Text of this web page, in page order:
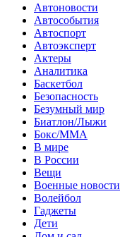
Автоновости
Автособытия
Автоспорт
Автоэксперт
Актеры
Аналитика
Баскетбол
Безопасность
Безумный мир
Биатлон/Лыжи
Бокс/MMA
В мире
В России
Вещи
Военные новости
Волейбол
Гаджеты
Дети